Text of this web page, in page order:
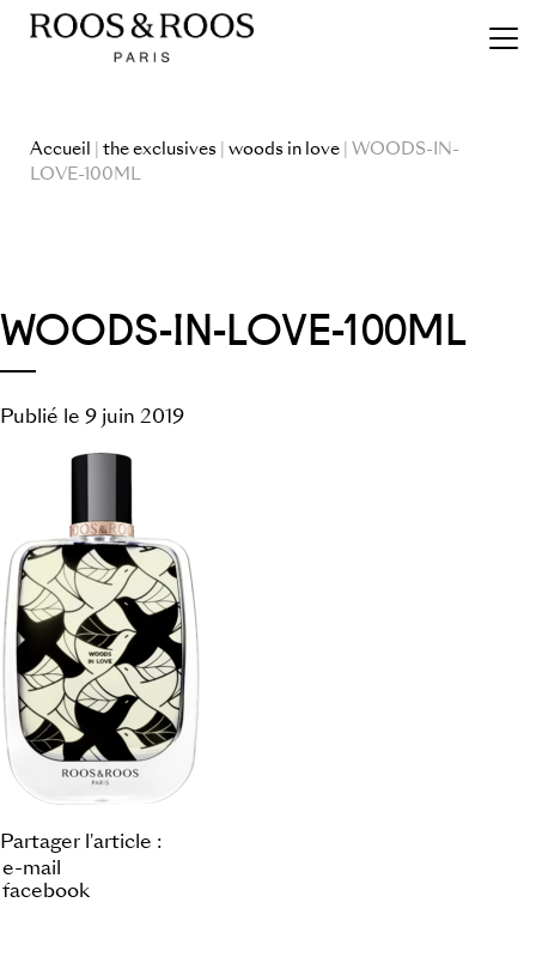
Accueil | the exclusives | woods in love | WOODS-IN-
LOVE-100ML
WOODS-IN-LOVE-100ML
Publié le 9 juin 2019
Partager l'article :
e-mail
facebook